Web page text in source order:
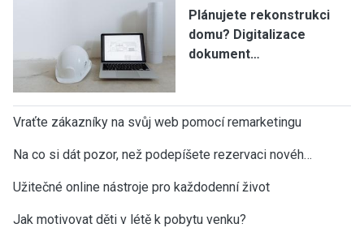
Plánujete rekonstrukci
domu? Digitalizace
dokument…
Vraťte zákazníky na svůj web pomocí remarketingu
Na co si dát pozor, než podepíšete rezervaci novéh…
Užitečné online nástroje pro každodenní život
Jak motivovat děti v létě k pobytu venku?